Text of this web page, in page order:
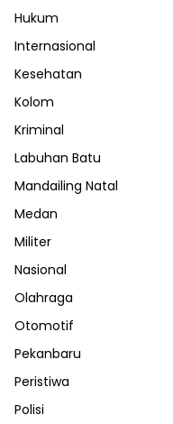
Hukum
Internasional
Kesehatan
Kolom
Kriminal
Labuhan Batu
Mandailing Natal
Medan
Militer
Nasional
Olahraga
Otomotif
Pekanbaru
Peristiwa
Polisi